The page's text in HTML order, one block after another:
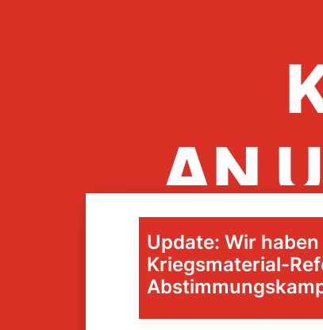
AN
Update: Wir
Kriegsmaterial-